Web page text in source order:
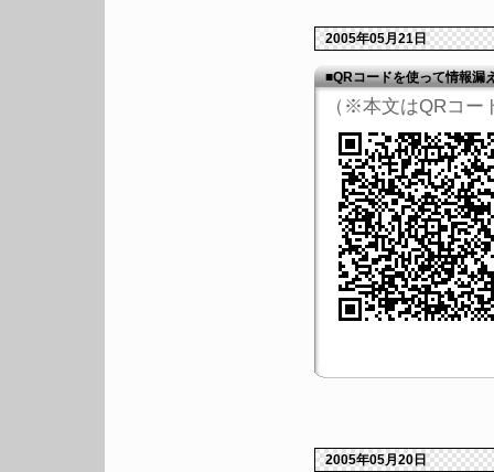
2005年05月21日
■QRコードを使って情報漏
（※本文はQRコー
2005年05月20日